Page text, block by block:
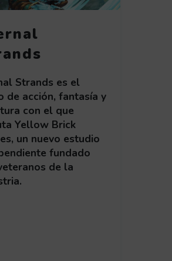
Strands es el
de acción, fantasía y
con el que
Yellow Brick
un nuevo estudio
fundado
de la